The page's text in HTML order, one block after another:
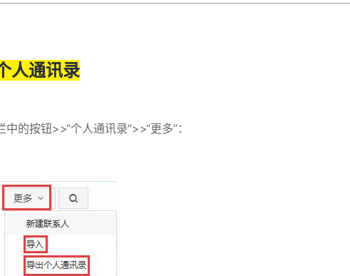
人通讯录
中的按钮>>“个人通讯录”>>“更多”：